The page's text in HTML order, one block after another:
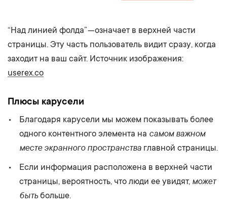
“Над линией фолда” — означает в верхней части
страницы. Эту часть пользователь видит сразу, когда
заходит на ваш сайт. Источник изображения:
userex.co
Плюсы карусели
Благодаря карусели мы можем показывать более
одного контентного элемента на самом важном
месте экранного пространства главной страницы.
Если информация расположена в верхней части
страницы, вероятность, что люди ее увидят, может
бытьбольше.